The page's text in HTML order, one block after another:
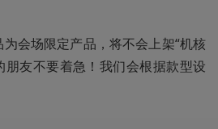
会场限定产品，将不会上架“机核
朋友不要着急！我们会根据款型设